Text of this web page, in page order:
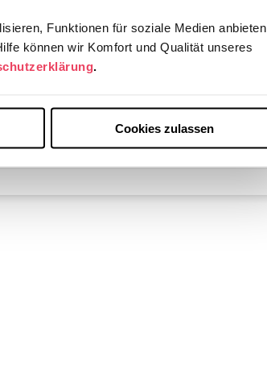
Funktionen für soziale Medien anbieten
können wir Komfort und Qualität unseres
.
Cookies zulassen